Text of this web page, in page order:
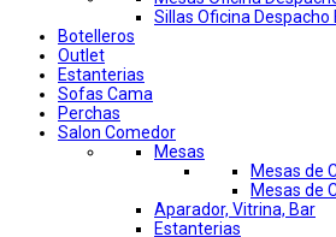
Sillas Oficina Despacho
Botelleros
Outlet
Estanterias
Sofas Cama
Perchas
Salon Comedor
Mesas
Mesas de
Mesas de
Aparador, Vitrina, Bar
Estanterias